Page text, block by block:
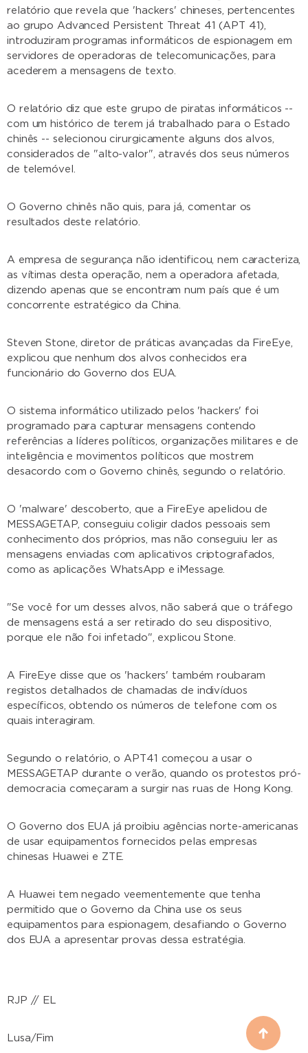
relatório que revela que 'hackers' chineses, pertencentes
ao grupo Advanced Persistent Threat 41 (APT 41),
introduziram programas informáticos de espionagem em
servidores de operadoras de telecomunicações, para
acederem a mensagens de texto.
O relatório diz que este grupo de piratas informáticos --
com um histórico de terem já trabalhado para o Estado
chinês -- selecionou cirurgicamente alguns dos alvos,
considerados de "alto-valor", através dos seus números
de telemóvel.
O Governo chinês não quis, para já, comentar os
resultados deste relatório.
A empresa de segurança não identificou, nem caracteriza,
as vítimas desta operação, nem a operadora afetada,
dizendo apenas que se encontram num país que é um
concorrente estratégico da China.
Steven Stone, diretor de práticas avançadas da FireEye,
explicou que nenhum dos alvos conhecidos era
funcionário do Governo dos EUA.
O sistema informático utilizado pelos 'hackers' foi
programado para capturar mensagens contendo
referências a líderes políticos, organizações militares e de
inteligência e movimentos políticos que mostrem
desacordo com o Governo chinês, segundo o relatório.
O 'malware' descoberto, que a FireEye apelidou de
MESSAGETAP, conseguiu coligir dados pessoais sem
conhecimento dos próprios, mas não conseguiu ler as
mensagens enviadas com aplicativos criptografados,
como as aplicações WhatsApp e iMessage.
"Se você for um desses alvos, não saberá que o tráfego
de mensagens está a ser retirado do seu dispositivo,
porque ele não foi infetado", explicou Stone.
A FireEye disse que os 'hackers' também roubaram
registos detalhados de chamadas de indivíduos
específicos, obtendo os números de telefone com os
quais interagiram.
Segundo o relatório, o APT41 começou a usar o
MESSAGETAP durante o verão, quando os protestos pró-
democracia começaram a surgir nas ruas de Hong Kong.
O Governo dos EUA já proibiu agências norte-americanas
de usar equipamentos fornecidos pelas empresas
chinesas Huawei e ZTE.
A Huawei tem negado veementemente que tenha
permitido que o Governo da China use os seus
equipamentos para espionagem, desafiando o Governo
dos EUA a apresentar provas dessa estratégia.
RJP // EL
Lusa/Fim